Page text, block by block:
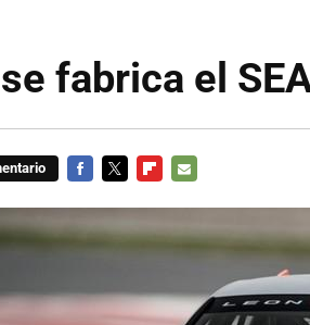
fabrica el